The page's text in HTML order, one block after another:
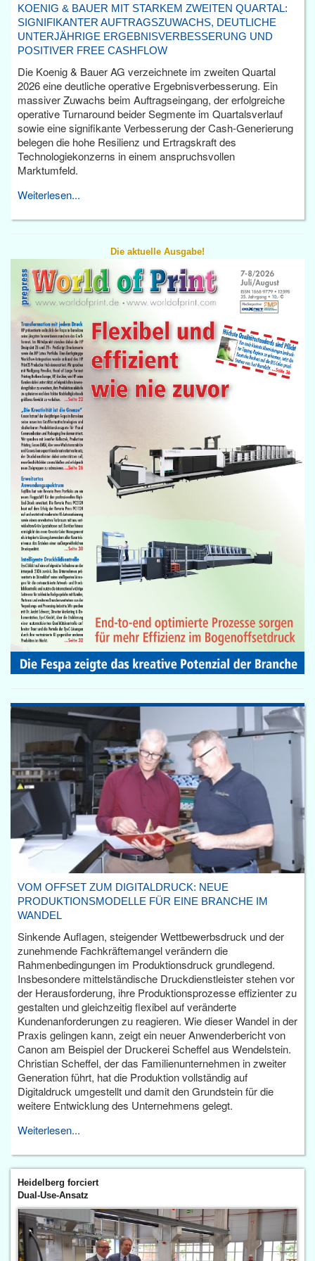
KOENIG & BAUER MIT STARKEM ZWEITEN QUARTAL:
SIGNIFIKANTER AUFTRAGSZUWACHS, DEUTLICHE
UNTERJÄHRIGE ERGEBNISVERBESSERUNG UND
POSITIVER FREE CASHFLOW
Die Koenig & Bauer AG verzeichnete im zweiten Quartal
2026 eine deutliche operative Ergebnisverbesserung. Ein
massiver Zuwachs beim Auftragseingang, der erfolgreiche
operative Turnaround beider Segmente im Quartalsverlauf
sowie eine signifikante Verbesserung der Cash-Generierung
belegen die hohe Resilienz und Ertragskraft des
Technologiekonzerns in einem anspruchsvollen
Marktumfeld.
Weiterlesen...
Die aktuelle Ausgabe!
VOM OFFSET ZUM DIGITALDRUCK: NEUE
PRODUKTIONSMODELLE FÜR EINE BRANCHE IM
WANDEL
Sinkende Auflagen, steigender Wettbewerbsdruck und der
zunehmende Fachkräftemangel verändern die
Rahmenbedingungen im Produktionsdruck grundlegend.
Insbesondere mittelständische Druckdienstleister stehen vor
der Herausforderung, ihre Produktionsprozesse effizienter zu
gestalten und gleichzeitig flexibel auf veränderte
Kundenanforderungen zu reagieren. Wie dieser Wandel in der
Praxis gelingen kann, zeigt ein neuer Anwenderbericht von
Canon am Beispiel der Druckerei Scheffel aus Wendelstein.
Christian Scheffel, der das Familienunternehmen in zweiter
Generation führt, hat die Produktion vollständig auf
Digitaldruck umgestellt und damit den Grundstein für die
weitere Entwicklung des Unternehmens gelegt.
Weiterlesen...
Heidelberg forciert
Dual-Use-Ansatz